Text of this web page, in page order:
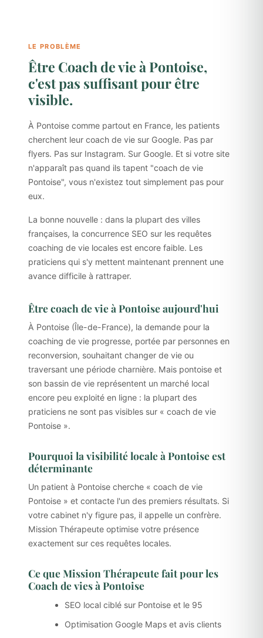
LE PROBLÈME
Être Coach de vie à Pontoise,
c'est pas suffisant pour être
visible.
À Pontoise comme partout en France, les patients
cherchent leur coach de vie sur Google. Pas par
flyers. Pas sur Instagram. Sur Google. Et si votre site
n'apparaît pas quand ils tapent "coach de vie
Pontoise", vous n'existez tout simplement pas pour
eux.
La bonne nouvelle : dans la plupart des villes
françaises, la concurrence SEO sur les requêtes
coaching de vie locales est encore faible. Les
praticiens qui s'y mettent maintenant prennent une
avance difficile à rattraper.
Être coach de vie à Pontoise aujourd'hui
À Pontoise (Île-de-France), la demande pour la
coaching de vie progresse, portée par personnes en
reconversion, souhaitant changer de vie ou
traversant une période charnière. Mais pontoise et
son bassin de vie représentent un marché local
encore peu exploité en ligne : la plupart des
praticiens ne sont pas visibles sur « coach de vie
Pontoise ».
Pourquoi la visibilité locale à Pontoise est
déterminante
Un patient à Pontoise cherche « coach de vie
Pontoise » et contacte l'un des premiers résultats. Si
votre cabinet n'y figure pas, il appelle un confrère.
Mission Thérapeute optimise votre présence
exactement sur ces requêtes locales.
Ce que Mission Thérapeute fait pour les
Coach de vies à Pontoise
SEO local ciblé sur Pontoise et le 95
Optimisation Google Maps et avis clients